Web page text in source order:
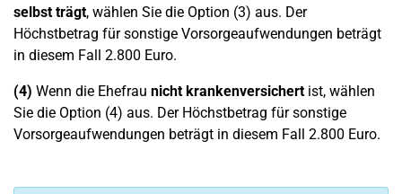
selbst trägt, wählen Sie die Option (3) aus. Der
Höchstbetrag für sonstige Vorsorgeaufwendungen beträgt
in diesem Fall 2.800 Euro.
(4) Wenn die Ehefrau nicht krankenversichertist, wählen
Sie die Option (4) aus. Der Höchstbetrag für sonstige
Vorsorgeaufwendungen beträgt in diesem Fall 2.800 Euro.